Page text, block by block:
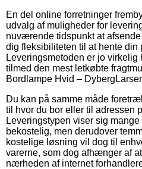
En del online forretninger
udvalg af muligheder for
nuværende tidspunkt at
dig fleksibiliteten til at hente din
Leveringsmetoden er jo
tilmed den mest letkøbte
Bordlampe Hvid –
Du kan på samme måde
til hvor du bor eller til adressen
Leveringstypen viser sig
bekostelig, men derudover
kostelige løsning vil dog til
varerne, som dog afhænger af
nærheden af internet